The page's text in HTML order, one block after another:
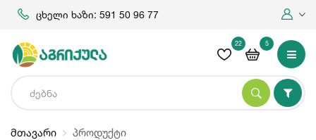
ცხელი ხაზი: 591 50 96 77
22 5
მთავარი პროდუქტი